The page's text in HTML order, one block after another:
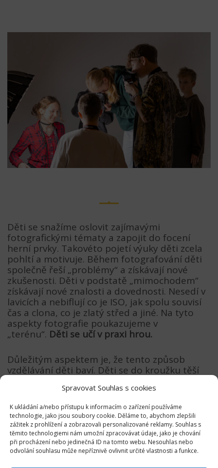
Spravovat Souhlas s cookies
K ukládání a/nebo přístupu k informacím o zařízení používáme
technologie, jako jsou soubory cookie. Děláme to, abychom zlepšili
zážitek z prohlížení a zobrazovali personalizované reklamy. Souhlas s
těmito technologiemi nám umožní zpracovávat údaje, jako je chování
při procházení nebo jedinečná ID na tomto webu. Nesouhlas nebo
odvolání souhlasu může nepříznivě ovlivnit určité vlastnosti a funkce.
Děti se snažíme oslovit zajímavými
fotografickými tématy a zapojit do focení
herní prvky. Takovéto pojetí výuky děti zcela
pohltí a motivuje. Během fotografování děti
společně řeší „problémy“ a získávají nové
zkušenosti. Děti v podstatě „mimochodem“
získávají nové znalosti a dovednosti. Nesedí v
lavicích a nebiflují co je ISO, jak spolu souvisí
čas a clona, co je zlatý střed a jiné. Na tyto
aspekty fotografie poukazujeme v
„terénu“. Děti se učí v praxi hrou.
Důležitým aspektem je, že tento způsob
vzdělávání děti baví. Děti se do kroužku těší
kamarády. Klademe důraz na týmovou práci a
děti se tak učí zejména důležité dovednosti a
to je komunikace.